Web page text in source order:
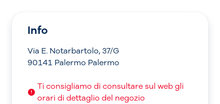
Info
Via E. Notarbartolo, 37/G
90141 Palermo Palermo
Ti consigliamo di consultare sul web gli
orari di dettaglio del negozio